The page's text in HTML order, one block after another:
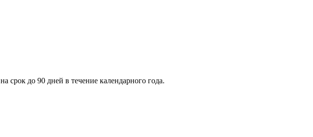
срок до 90 дней в течение календарного года.